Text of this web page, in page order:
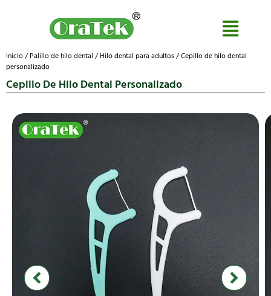
Inicio/ Palillo de hilo dental / Hilo dental para adultos/ Cepillo de hilo dental
personalizado
Cepillo De Hilo Dental Personalizado